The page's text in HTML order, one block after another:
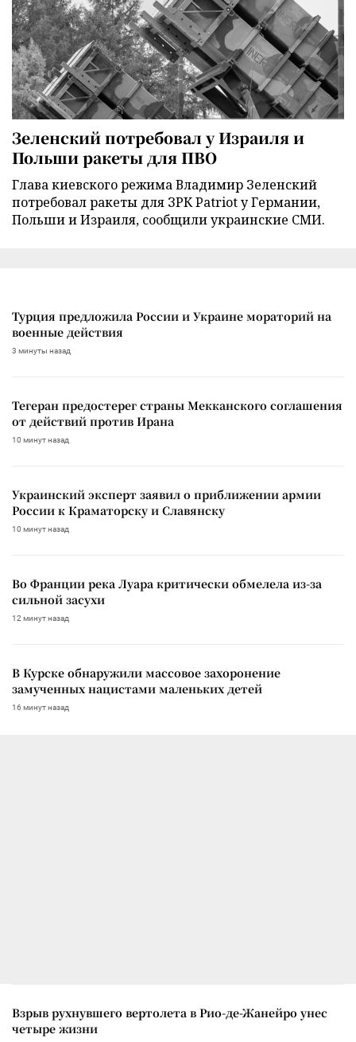
Зеленский потребовал у Израиля и
Польши ракеты для ПВО
Глава киевского режима Владимир Зеленский
потребовал ракеты для ЗРК Patriot у Германии,
Польши и Израиля, сообщили украинские СМИ.
Турция предложила России и Украине мораторий на
военные действия
3 минуты назад
Тегеран предостерег страны Мекканского соглашения
от действий против Ирана
10 минут назад
Украинский эксперт заявил о приближении армии
России к Краматорску и Славянску
10 минут назад
Во Франции река Луара критически обмелела из-за
сильной засухи
12 минут назад
В Курске обнаружили массовое захоронение
замученных нацистами маленьких детей
16 минут назад
Взрыв рухнувшего вертолета в Рио-де-Жанейро унес
четыре жизни